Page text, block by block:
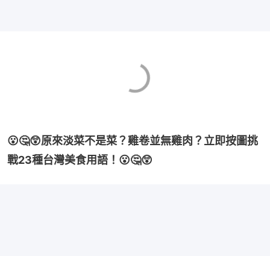
😮🤔😲原來淡菜不是菜？雞卷並無雞肉？立即按圖挑
戰23種台灣美食用語！😮🤔😲